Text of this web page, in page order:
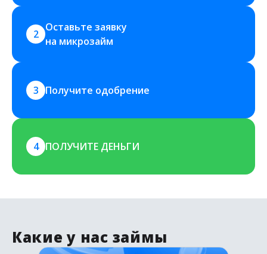
2
Оставьте заявку
на микрозайм
3 Получите одобрение
4 ПОЛУЧИТЕ ДЕНЬГИ
Какие у нас займы